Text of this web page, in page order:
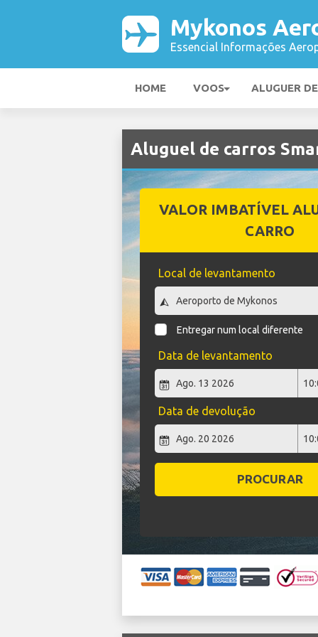
Mykonos
Essencial Informações
HOME VOOS ALUGUER
Aluguel de carros
VALOR IMBATÍVEL
CARRO
Local de levantamento
Entregar num local diferente
Data de levantamento
Data de devolução
PROCURAR